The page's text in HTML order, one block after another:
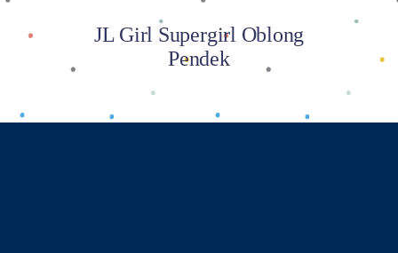
JL Girl Supergirl Oblong
Pendek